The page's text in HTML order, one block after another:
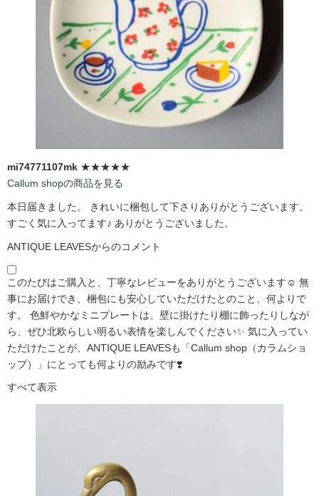
mi74771107mk ★★★★★
Callum shopの商品を見る
本日届きました。 きれいに梱包して下さりありがとうございます。
すごく気に入ってます♪ ありがとうございました。
ANTIQUE LEAVESからのコメント
このたびはご購入と、丁寧なレビューをありがとうございます☺️ 無
事にお届けでき、梱包にも安心していただけたとのこと、何よりで
す。 色鮮やかなミニプレートは、壁に掛けたり棚に飾ったりしなが
ら、ぜひ北欧らしい明るい表情を楽しんでください✨ 気に入ってい
ただけたことが、ANTIQUE LEAVESも「Callum shop（カラムショ
ップ）」にとっても何よりの励みです❣️
すべて表示